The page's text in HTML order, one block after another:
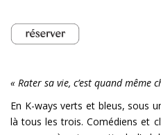
« Rater sa vie, c’est quand même
En K-ways verts et bleus, sous
là tous les trois. Comédiens et